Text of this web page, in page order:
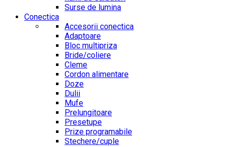
Surse de lumina
Conectica
Accesorii conectica
Adaptoare
Bloc multipriza
Bride/coliere
Cleme
Cordon alimentare
Doze
Dulii
Mufe
Prelungitoare
Presetupe
Prize programabile
Stechere/cuple